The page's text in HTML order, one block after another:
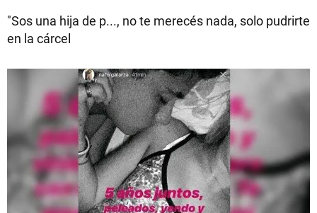
"Sos una hija de p..., no te merecés nada, solo pudrirte
en la cárcel